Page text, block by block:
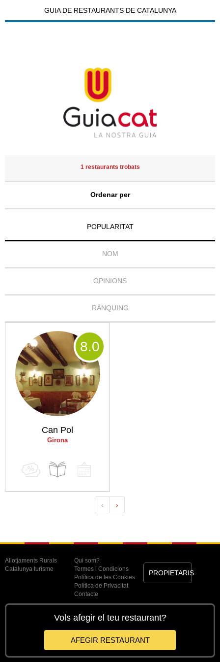
GUIA DE RESTAURANTS DE CATALUNYA
1 restaurants trobats
Ordenar per
POPULARITAT
NOM
OPINIONS
RÀNQUING
Can Pol
Girona
8.0
‹ ›
Allotjaments Rurals
Catalunya turisme
Qui som?
Termes i Condicions
Política de les Cookies
Política de Privacitat
Contacte
PROPIETARIS
Vols afegir el teu restaurant?
AFEGIR RESTAURANT